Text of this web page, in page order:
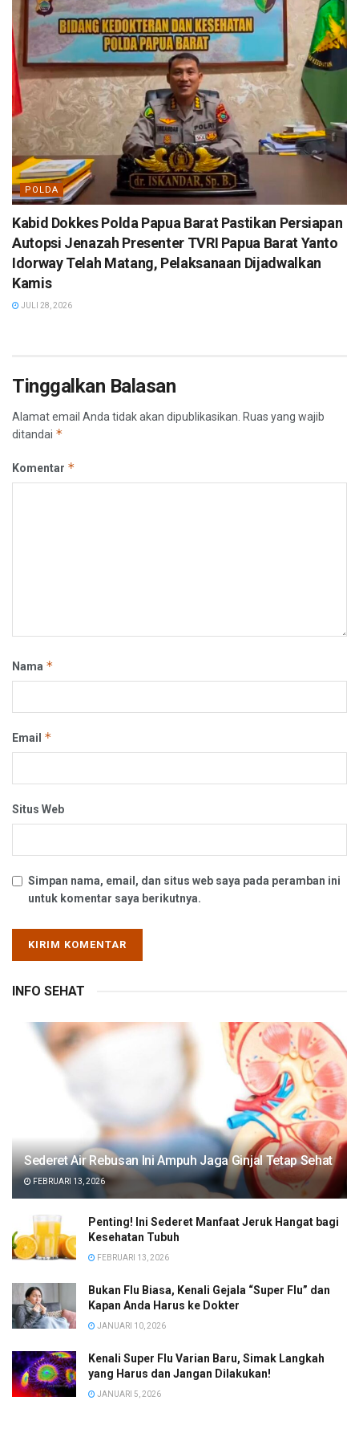
POLDA
Kabid Dokkes Polda Papua Barat Pastikan Persiapan
Autopsi Jenazah Presenter TVRI Papua Barat Yanto
Idorway Telah Matang, Pelaksanaan Dijadwalkan
Kamis
JULI 28, 2026
Tinggalkan Balasan
Alamat email Anda tidak akan dipublikasikan. Ruas yang wajib
ditandai *
Komentar *
Nama *
Email *
Situs Web
Simpan nama, email, dan situs web saya pada peramban ini
untuk komentar saya berikutnya.
INFO SEHAT
Sederet Air Rebusan Ini Ampuh Jaga Ginjal Tetap Sehat
FEBRUARI 13, 2026
Penting! Ini Sederet Manfaat Jeruk Hangat bagi
Kesehatan Tubuh
FEBRUARI 13, 2026
Bukan Flu Biasa, Kenali Gejala “Super Flu” dan
Kapan Anda Harus ke Dokter
JANUARI 10, 2026
Kenali Super Flu Varian Baru, Simak Langkah
yang Harus dan Jangan Dilakukan!
JANUARI 5, 2026